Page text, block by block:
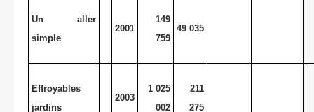
Un aller
simple
2001
149
759
49 035
Effroyables
jardins
2003
1 025
002
211
275